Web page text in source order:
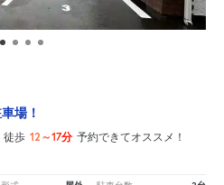
場！
徒歩 12～17分 予約できてオススメ！